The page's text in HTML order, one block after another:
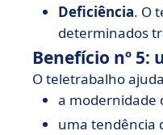
Deficiência. O
determinados
Benefício nº 5:
O teletrabalho
a modernidade
uma tendência